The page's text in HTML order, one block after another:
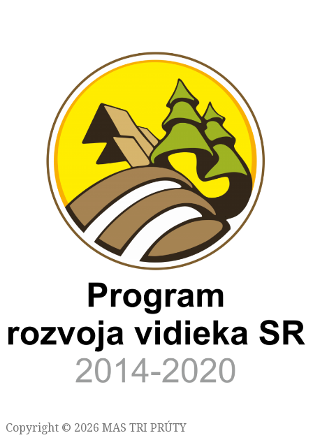
Copyright © 2026 MAS TRI PRÚTY